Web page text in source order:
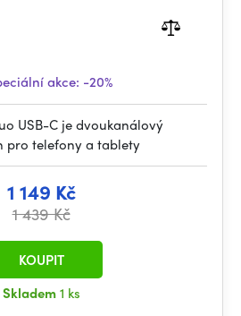
akce: -20%
USB-C je dvoukanálový
pro telefony a tablety
1 149 Kč
1 439 Kč
Skladem1 ks
KOUPIT